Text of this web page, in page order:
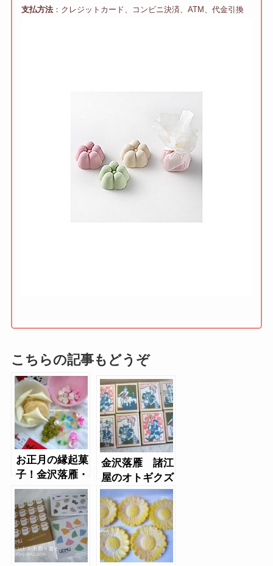
支払方法：クレジットカード、コンビニ決済、ATM、代金引換
こちらの記事もどうぞ
お正月の縁起菓
子！金沢落雁・
諸江屋の久寿玉
（くすだま）
金沢落雁 諸江
屋のオトギクズ
ユ